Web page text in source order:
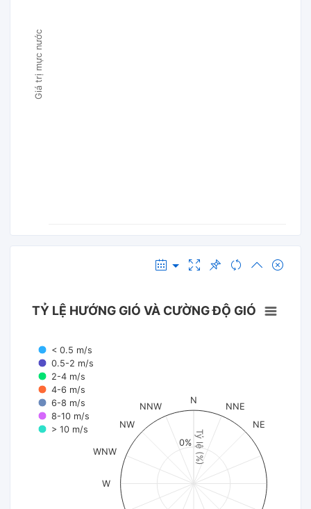
Giá trị mực nước
Tỷ lệ (%)
TỶ LỆ HƯỚNG GIÓ VÀ CƯỜNG ĐỘ GIÓ
< 0.5 m/s
0.5-2 m/s
2-4 m/s
4-6 m/s
6-8 m/s
8-10 m/s
> 10 m/s
N
NNE
NE
W
WNW
NW
NNW
0%